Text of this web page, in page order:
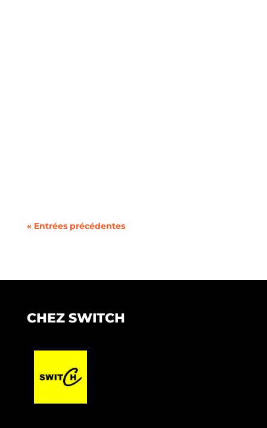
« Entrées précédentes
CHEZ SWITCH